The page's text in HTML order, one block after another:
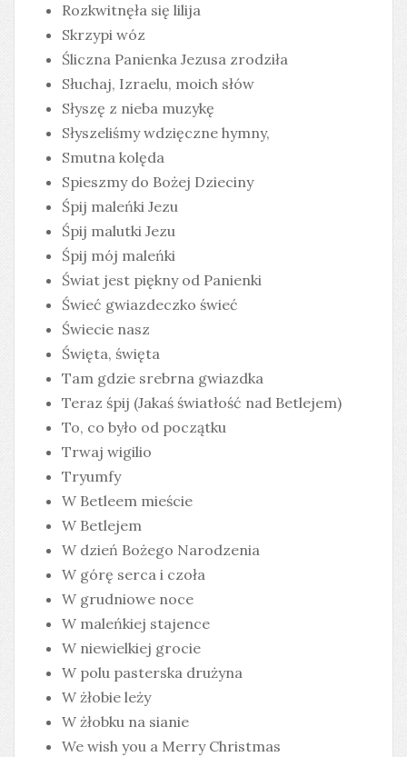
Rozkwitnęła się lilija
Skrzypi wóz
Śliczna Panienka Jezusa zrodziła
Słuchaj, Izraelu, moich słów
Słyszę z nieba muzykę
Słyszeliśmy wdzięczne hymny,
Smutna kolęda
Spieszmy do Bożej Dzieciny
Śpij maleńki Jezu
Śpij malutki Jezu
Śpij mój maleńki
Świat jest piękny od Panienki
Świeć gwiazdeczko świeć
Świecie nasz
Święta, święta
Tam gdzie srebrna gwiazdka
Teraz śpij (Jakaś światłość nad Betlejem)
To, co było od początku
Trwaj wigilio
Tryumfy
W Betleem mieście
W Betlejem
W dzień Bożego Narodzenia
W górę serca i czoła
W grudniowe noce
W maleńkiej stajence
W niewielkiej grocie
W polu pasterska drużyna
W żłobie leży
W żłobku na sianie
We wish you a Merry Christmas